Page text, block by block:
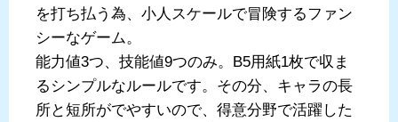
を打ち払う為、小人スケールで冒険するファン
シーなゲーム。
能力値3つ、技能値9つのみ。B5用紙1枚で収ま
るシンプルなルールです。その分、キャラの長
所と短所がでやすいので、得意分野で活躍した